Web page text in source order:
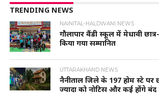
TRENDING NEWS
NAINITAL-HALDWANI NEWS
गौलापार वैंडी स्कूल में मेधावी
किया गया सम्मानित
UTTARAKHAND NEWS
नैनीताल जिले के 197 होम स्टे पर
ज्यादा को नोटिस और कई होंगे बंद